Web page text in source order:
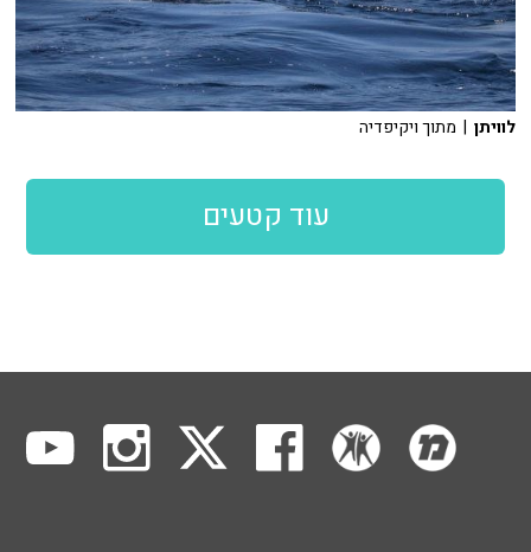
לוויתן | מתוך ויקיפדיה
עוד קטעים